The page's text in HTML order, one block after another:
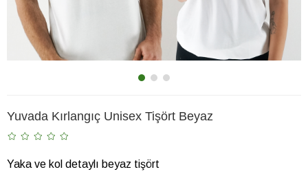
Yuvada Kırlangıç Unisex Tişört Beyaz
Yaka ve kol detaylı beyaz tişört